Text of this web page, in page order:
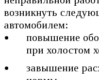
возникнуть
автомобилем:
повышение
при холостом
завышение